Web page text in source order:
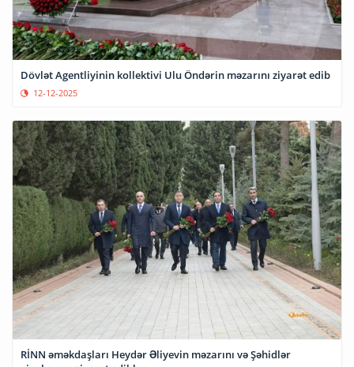
Dövlət Agentliyinin kollektivi Ulu Öndərin məzarını ziyarət edib
12-12-2025
RİNN əməkdaşları Heydər Əliyevin məzarını və Şəhidlər